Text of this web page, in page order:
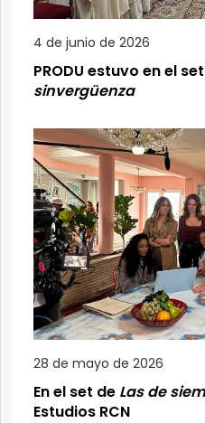
4 de junio de 2026
PRODU estuvo en el
sinvergüenza
28 de mayo de 2026
En el set de Las de
Estudios RCN